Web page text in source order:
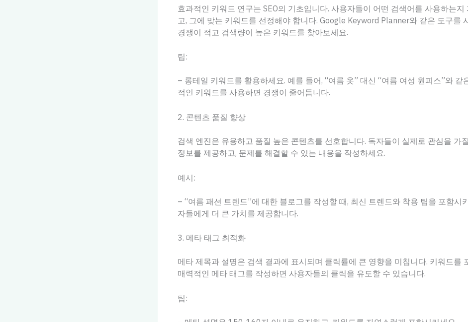
효과적인 키워드 연구는 SEO의 기초입니다. 사용자들이 어떤 검색어를 사용하는지
고, 그에 맞는 키워드를 선정해야 합니다. Google Keyword Planner와 같은 도구를
경쟁이 적고 검색량이 높은 키워드를 찾아보세요.
팁:
– 롱테일 키워드를 활용하세요. 예를 들어, “여름 옷” 대신 “여름 여성 원피스”와 같
적인 키워드를 사용하면 경쟁이 줄어듭니다.
2. 콘텐츠 품질 향상
검색 엔진은 유용하고 품질 높은 콘텐츠를 선호합니다. 독자들이 실제로 관심을 가
정보를 제공하고, 문제를 해결할 수 있는 내용을 작성하세요.
예시:
– “여름 패션 트렌드”에 대한 블로그를 작성할 때, 최신 트렌드와 착용 팁을 포함시
자들에게 더 큰 가치를 제공합니다.
3. 메타 태그 최적화
메타 제목과 설명은 검색 결과에 표시되며 클릭률에 큰 영향을 미칩니다. 키워드를
매력적인 메타 태그를 작성하면 사용자들의 클릭을 유도할 수 있습니다.
팁: